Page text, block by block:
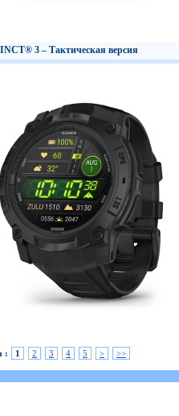
3 – Тактическая версия
: 1 2 3 4 5 > >>